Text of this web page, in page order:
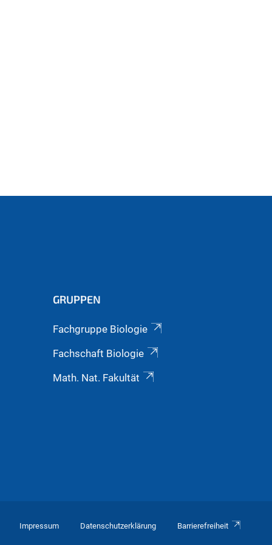
GRUPPEN
Fachgruppe Biologie
Fachschaft Biologie
Math. Nat. Fakultät
Impressum Datenschutzerklärung Barrierefreiheit